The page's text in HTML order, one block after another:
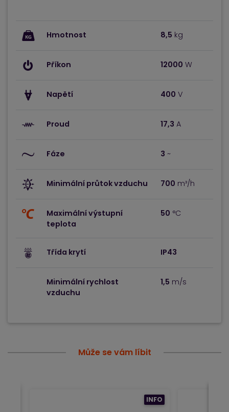
Hmotnost 8,5 kg
Příkon 12000 W
Napětí 400 V
Proud 17,3 A
Fáze 3 ~
Minimální průtok vzduchu 700 m³/h
Maximální výstupní
teplota
50 °C
Třída krytí IP43
Minimální rychlost
vzduchu
1,5 m/s
Může se vám líbit
INFO